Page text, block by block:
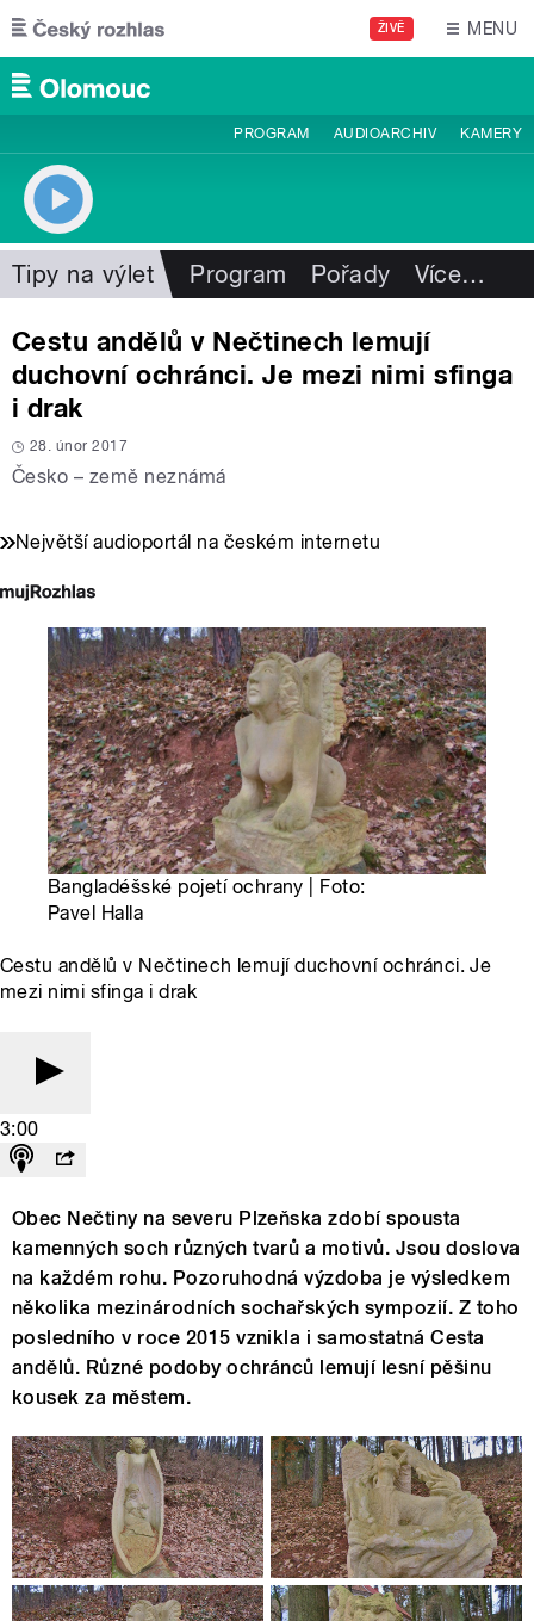
Přejít k hlavnímu obsahu
ŽIVĚ MENU
PROGRAM AUDIOARCHIV KAMERY
Tipy na výlet Program Pořady Více…
Cestu andělů v Nečtinech lemují
duchovní ochránci. Je mezi nimi sfinga
i drak
28. únor 2017
Česko – země neznámá
Největší audioportál na českém internetu
Bangladéšské pojetí ochrany | Foto:
Pavel Halla
Cestu andělů v Nečtinech lemují duchovní ochránci. Je
mezi nimi sfinga i drak
3:00
Obec Nečtiny na severu Plzeňska zdobí spousta
kamenných soch různých tvarů a motivů. Jsou doslova
na každém rohu. Pozoruhodná výzdoba je výsledkem
několika mezinárodních sochařských sympozií. Z toho
posledního v roce 2015 vznikla i samostatná Cesta
andělů. Různé podoby ochránců lemují lesní pěšinu
kousek za městem.